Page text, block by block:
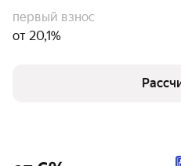
первый взнос
от 20,1%